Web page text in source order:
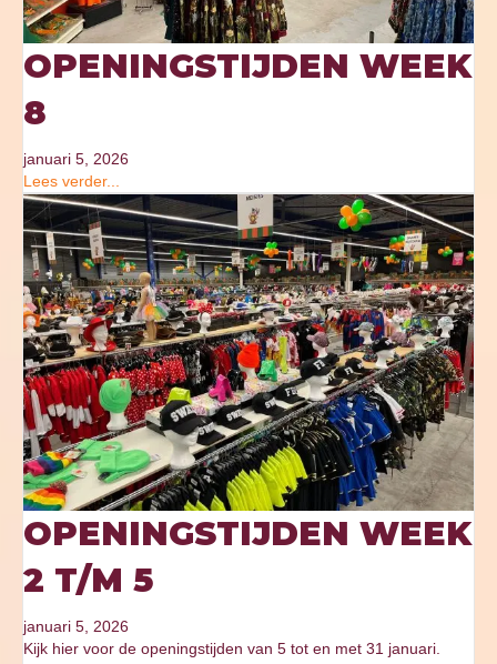
OPENINGSTIJDEN WEEK
8
januari 5, 2026
Lees verder...
OPENINGSTIJDEN WEEK
2 T/M 5
januari 5, 2026
Kijk hier voor de openingstijden van 5 tot en met 31 januari.